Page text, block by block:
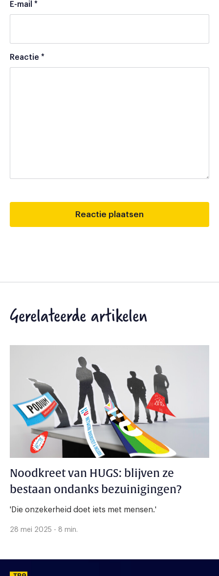
E-mail *
Reactie *
Gerelateerde artikelen
Noodkreet van HUGS: blijven ze
bestaan ondanks bezuinigingen?
'Die onzekerheid doet iets met mensen.'
28 mei 2025 - 8 min.